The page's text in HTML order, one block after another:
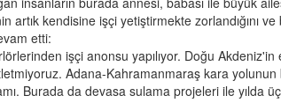
artık kendisine işçi yetiştirmekte zorlandığını
etti:
işçi anonsu yapılıyor. Doğu
Adana-Kahramanmaraş kara yolunun
Burada da devasa sulama projeleri ile yılda